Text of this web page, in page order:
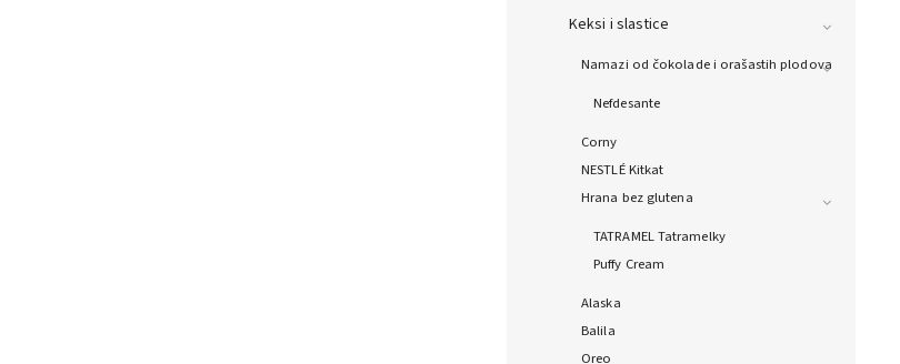
Keksi i slastice
Namazi od čokolade i orašastih plodova
Nefdesante
Corny
NESTLÉ Kitkat
Hrana bez glutena
TATRAMEL Tatramelky
Puffy Cream
Alaska
Balila
Oreo